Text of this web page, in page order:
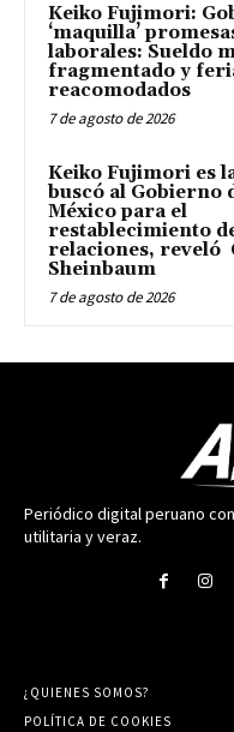
Keiko Fujimori:
‘maquilla’
laborales: Sueldo
fragmentado y
reacomodados
7 de agosto de 2026
Keiko Fujimori es
buscó al Gobierno
México para el
restablecimiento
relaciones, reveló
Sheinbaum
7 de agosto de 2026
Periódico digital peruano
utilitaria y veraz.
¿QUIENES SOMOS?
POLÍTICA DE COOKIES